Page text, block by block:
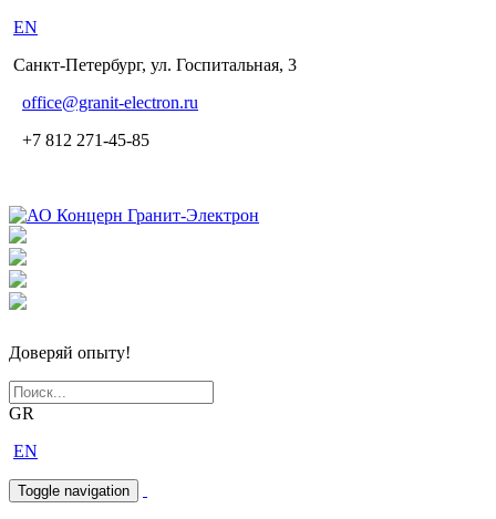
EN
Санкт-Петербург, ул. Госпитальная, 3
office@granit-electron.ru
+7 812 271-45-85
Доверяй опыту!
GR
EN
Toggle navigation